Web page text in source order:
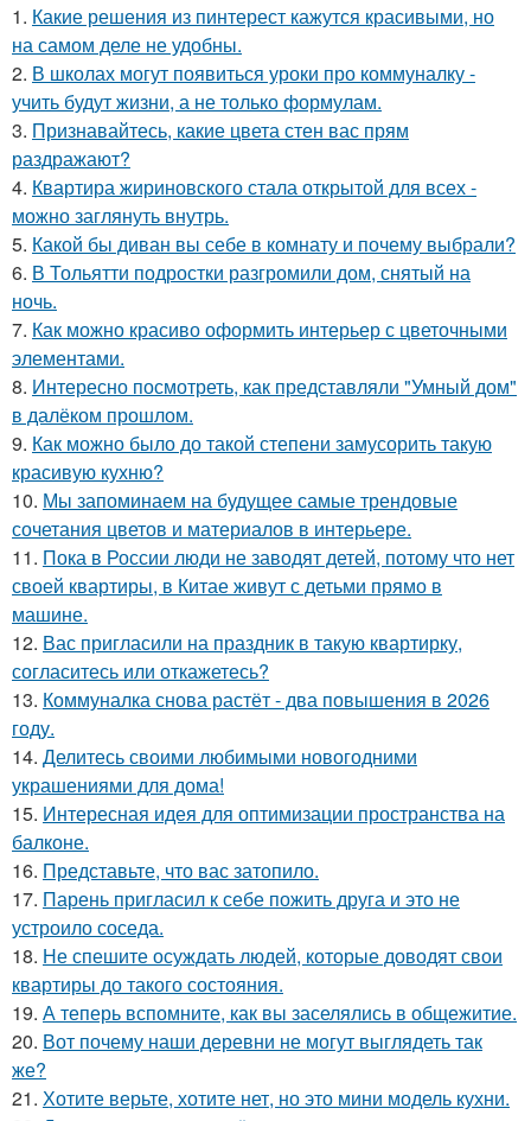
1. Какие решения из пинтерест кажутся красивыми, но
на самом деле не удобны.
2. В школах могут появиться уроки про коммуналку -
учить будут жизни, а не только формулам.
3. Признавайтесь, какие цвета стен вас прям
раздражают?
4. Квартира жириновского стала открытой для всех -
можно заглянуть внутрь.
5. Какой бы диван вы себе в комнату и почему выбрали?
6. В Тольятти подростки разгромили дом, снятый на
ночь.
7. Как можно красиво оформить интерьер с цветочными
элементами.
8. Интересно посмотреть, как представляли "Умный дом"
в далёком прошлом.
9. Как можно было до такой степени замусорить такую
красивую кухню?
10. Мы запоминаем на будущее самые трендовые
сочетания цветов и материалов в интерьере.
11. Пока в России люди не заводят детей, потому что нет
своей квартиры, в Китае живут с детьми прямо в
машине.
12. Вас пригласили на праздник в такую квартирку,
согласитесь или откажетесь?
13. Коммуналка снова растёт - два повышения в 2026
году.
14. Делитесь своими любимыми новогодними
украшениями для дома!
15. Интересная идея для оптимизации пространства на
балконе.
16. Представьте, что вас затопило.
17. Парень пригласил к себе пожить друга и это не
устроило соседа.
18. Не спешите осуждать людей, которые доводят свои
квартиры до такого состояния.
19. А теперь вспомните, как вы заселялись в общежитие.
20. Вот почему наши деревни не могут выглядеть так
же?
21. Хотите верьте, хотите нет, но это мини модель кухни.